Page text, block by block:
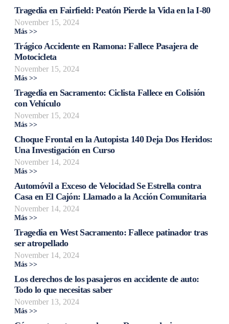
Tragedia en Fairfield: Peatón Pierde la Vida en la I-80
November 15, 2024
Más >>
Trágico Accidente en Ramona: Fallece Pasajera de
Motocicleta
November 15, 2024
Más >>
Tragedia en Sacramento: Ciclista Fallece en Colisión
con Vehículo
November 15, 2024
Más >>
Choque Frontal en la Autopista 140 Deja Dos Heridos:
Una Investigación en Curso
November 14, 2024
Más >>
Automóvil a Exceso de Velocidad Se Estrella contra
Casa en El Cajón: Llamado a la Acción Comunitaria
November 14, 2024
Más >>
Tragedia en West Sacramento: Fallece patinador tras
ser atropellado
November 14, 2024
Más >>
Los derechos de los pasajeros en accidente de auto:
Todo lo que necesitas saber
November 13, 2024
Más >>